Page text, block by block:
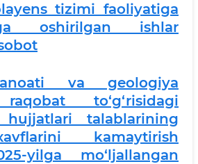
tizimi faoliyatiga
oshirilgan ishlar
va geologiya
to‘g‘risidagi
talablarining
kamaytirish
yilga mo‘ljallangan